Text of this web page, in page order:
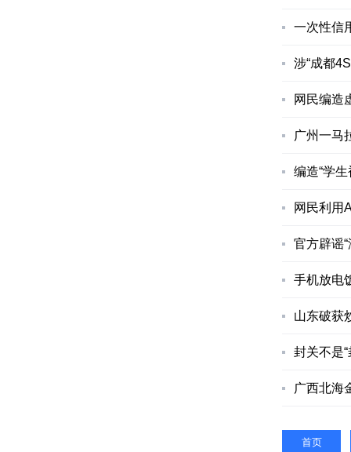
一次性信
涉“成都
网民编造
广州一马
编造“学
网民利用
官方辟谣
手机放电
山东破获
封关不是
广西北海
首页